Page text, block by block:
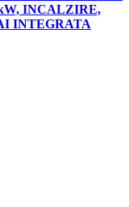
INCALZIRE,
INTEGRATA